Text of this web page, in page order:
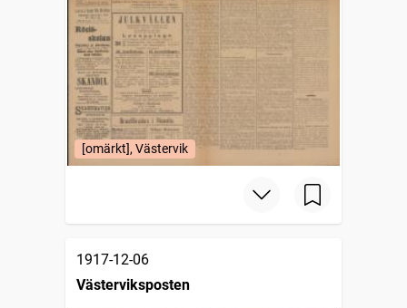
[omärkt], Västervik
1917-12-06
Västerviksposten